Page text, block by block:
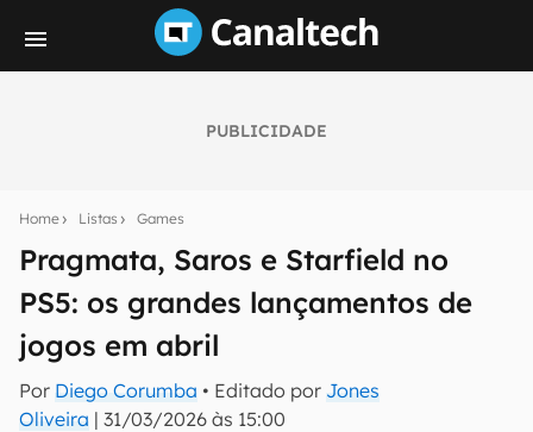
PUBLICIDADE
Home Listas Games
Pragmata, Saros e Starfield no
PS5: os grandes lançamentos de
jogos em abril
Por Diego Corumba • Editado por Jones
Oliveira | 31/03/2026 às 15:00
notícias e reviews sobre tecnologia em primeira
E-mail
inscreva-se